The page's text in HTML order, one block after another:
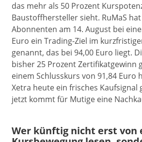
das mehr als 50 Prozent
Baustoffhersteller sieht. RuMaS
Abonnenten am 14. August bei
Euro ein Trading-Ziel im
genannt, das bei 94,00 Euro liegt.
bisher 25 Prozent Zertifikatgewinn
einem Schlusskurs von 91,84 Euro
Xetra heute ein frisches Kaufsignal
jetzt kommt für Mutige eine
Wer künftig nicht erst von